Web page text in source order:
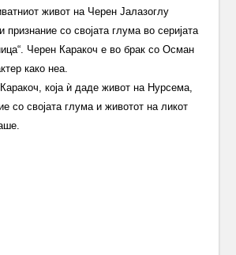
живот на Черен Јалазоглу
признание со својата глума во серијата
Черен Каракоч е во брак со Осман
како неа.
која ѝ даде живот на Нурсема,
со својата глума и животот на ликот